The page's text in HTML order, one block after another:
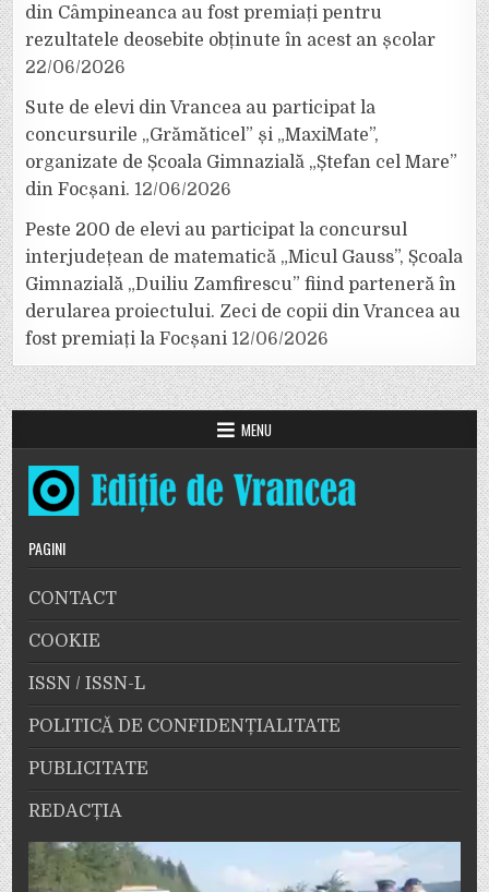
din Câmpineanca au fost premiați pentru
rezultatele deosebite obținute în acest an școlar
22/06/2026
Sute de elevi din Vrancea au participat la
concursurile „Grămăticel” și „MaxiMate”,
organizate de Școala Gimnazială „Ștefan cel Mare”
din Focșani. 12/06/2026
Peste 200 de elevi au participat la concursul
interjudețean de matematică „Micul Gauss”, Școala
Gimnazială „Duiliu Zamfirescu” fiind parteneră în
derularea proiectului. Zeci de copii din Vrancea au
fost premiați la Focșani 12/06/2026
MENU
PAGINI
CONTACT
COOKIE
ISSN / ISSN-L
POLITICĂ DE CONFIDENȚIALITATE
PUBLICITATE
REDACȚIA
Player
video